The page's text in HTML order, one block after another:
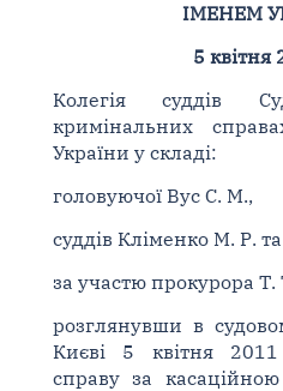
ІМЕНЕМ
5 квітня
Колегія суддів
кримінальних
України у складі:
головуючої Вус С. М.,
суддів Кліменко М. Р.
за участю прокурора Т.
розглянувши в
Києві 5 квітня
справу за